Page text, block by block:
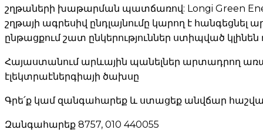
շղթաների խաթարման պատճառով: Longi Green
շղթայի ագրեսիվ ընդլայնումը կարող է
ընթացքում շատ ընկերություններ ստիպված կլինեն
Հայաստանում արևային պանելներ արտադրող
էլեկտրաէներգիայի ծախսը
Գրե՛ք կամ զանգահարեք և ստացեք անվճար
Զանգահարեք 8757, 010 440055